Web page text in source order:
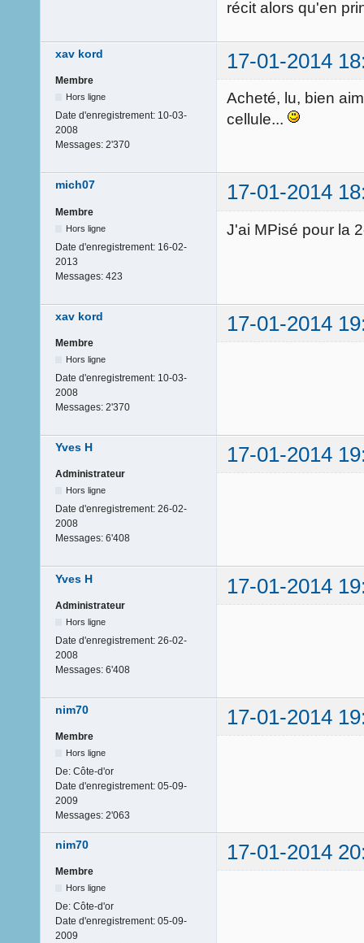
récit alors qu'en
xav kord 17-01-2014
Membre
Hors ligne
Date d'enregistrement: 10-03-
2008
Messages: 2'370
Acheté, lu, bien
cellule...
mich07 17-01-2014
Membre
Hors ligne
Date d'enregistrement: 16-02-
2013
Messages: 423
J'ai MPisé pour la
xav kord 17-01-2014
Membre
Hors ligne
Date d'enregistrement: 10-03-
2008
Messages: 2'370
Yves H 17-01-2014
Administrateur
Hors ligne
Date d'enregistrement: 26-02-
2008
Messages: 6'408
Yves H 17-01-2014
Administrateur
Hors ligne
Date d'enregistrement: 26-02-
2008
Messages: 6'408
nim70 17-01-2014
Membre
Hors ligne
De: Côte-d'or
Date d'enregistrement: 05-09-
2009
Messages: 2'063
nim70 17-01-2014
Membre
Hors ligne
De: Côte-d'or
Date d'enregistrement: 05-09-
2009